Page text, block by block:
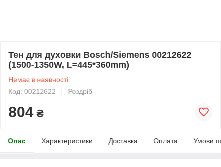
Тен для духовки Bosch/Siemens 00212622
(1500-1350W, L=445*360mm)
Немає в наявності
Код: 00212622
Роздріб
804 ₴
Опис Характеристики Доставка Оплата Умови